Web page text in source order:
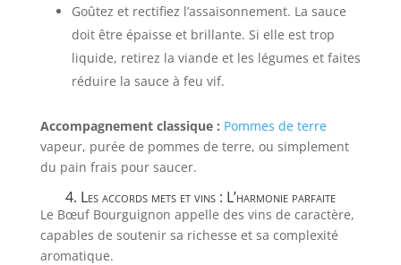
Goûtez et rectifiez l’assaisonnement. La sauce
doit être épaisse et brillante. Si elle est trop
liquide, retirez la viande et les légumes et faites
réduire la sauce à feu vif.
Accompagnement classique : Pommes de terre
vapeur, purée de pommes de terre, ou simplement
du pain frais pour saucer.
4. Les accords mets et vins : L’harmonie parfaite
Le Bœuf Bourguignon appelle des vins de caractère,
capables de soutenir sa richesse et sa complexité
aromatique.